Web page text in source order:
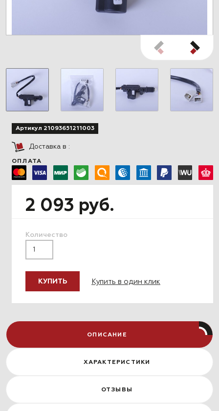
Артикул 21093651211003
Доставка в :
ОПЛАТА
2 093 руб.
Количество
КУПИТЬ Купить в один клик
ОПИСАНИЕ
ХАРАКТЕРИСТИКИ
ОТЗЫВЫ